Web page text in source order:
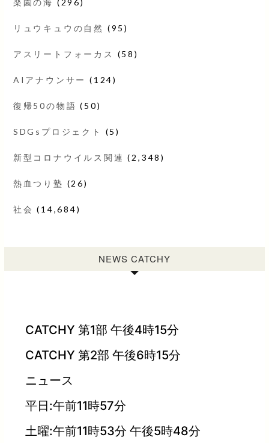
リュウキュウの自然 (95)
アスリートフォーカス (58)
AIアナウンサー (124)
復帰50の物語 (50)
SDGsプロジェクト (5)
新型コロナウイルス関連 (2,348)
熱血つり塾 (26)
社会 (14,684)
NEWS CATCHY
CATCHY 第1部 午後4時15分
CATCHY 第2部 午後6時15分
ニュース
平日:午前11時57分
土曜:午前11時53分 午後5時48分